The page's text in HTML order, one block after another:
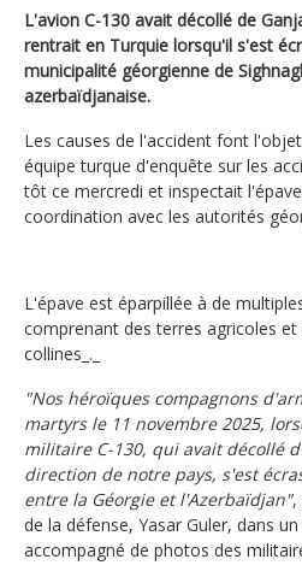
L'avion C-130 avait décollé de
rentrait en Turquie lorsqu'il s'est
municipalité géorgienne de
azerbaïdjanaise.
Les causes de l'accident font
équipe turque d'enquête sur les
tôt ce mercredi et inspectait
coordination avec les autorités
L'épave est éparpillée à de
comprenant des terres agricoles
collines_._
"Nos héroïques compagnons
martyrs le 11 novembre 2025,
militaire C-130, qui avait décollé
direction de notre pays, s'est
entre la Géorgie et l'Azerbaïdjan",
de la défense, Yasar Guler, dans
accompagné de photos des